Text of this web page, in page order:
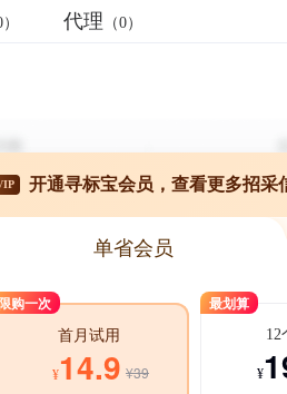
代理 （0）
开通寻标宝会员，查看更多招采
单省会员
购一次
首月试用
¥14.9 ¥39
最划算
12
¥